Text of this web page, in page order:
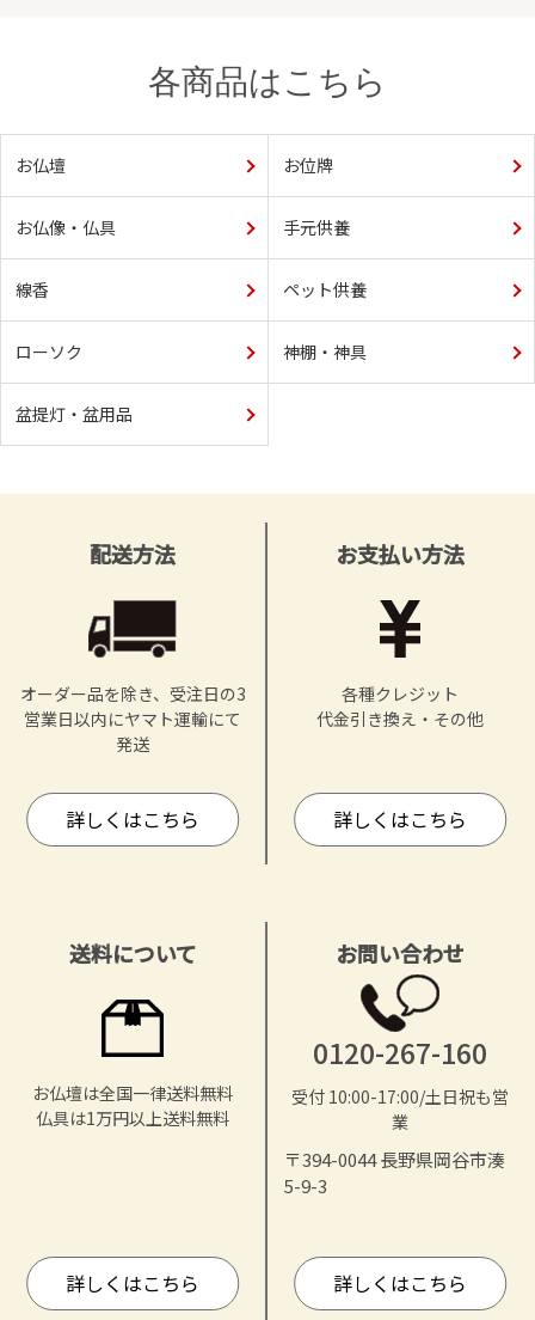
各商品はこちら
お仏壇 お位牌
お仏像・仏具 手元供養
線香 ペット供養
ローソク 神棚・神具
盆提灯・盆用品
配送方法
オーダー品を除き、受注日の3
営業日以内にヤマト運輸にて
発送
詳しくはこちら
お支払い方法
各種クレジット
代金引き換え・その他
詳しくはこちら
送料について
お仏壇は全国一律送料無料
仏具は1万円以上送料無料
詳しくはこちら
お問い合わせ
0120-267-160
受付 10:00-17:00/土日祝も営
業
〒394-0044 長野県岡谷市湊
5-9-3
詳しくはこちら